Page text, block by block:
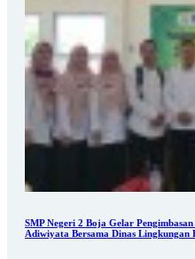
SMP Negeri 2 Boja Gelar
Adiwiyata Bersama Dinas